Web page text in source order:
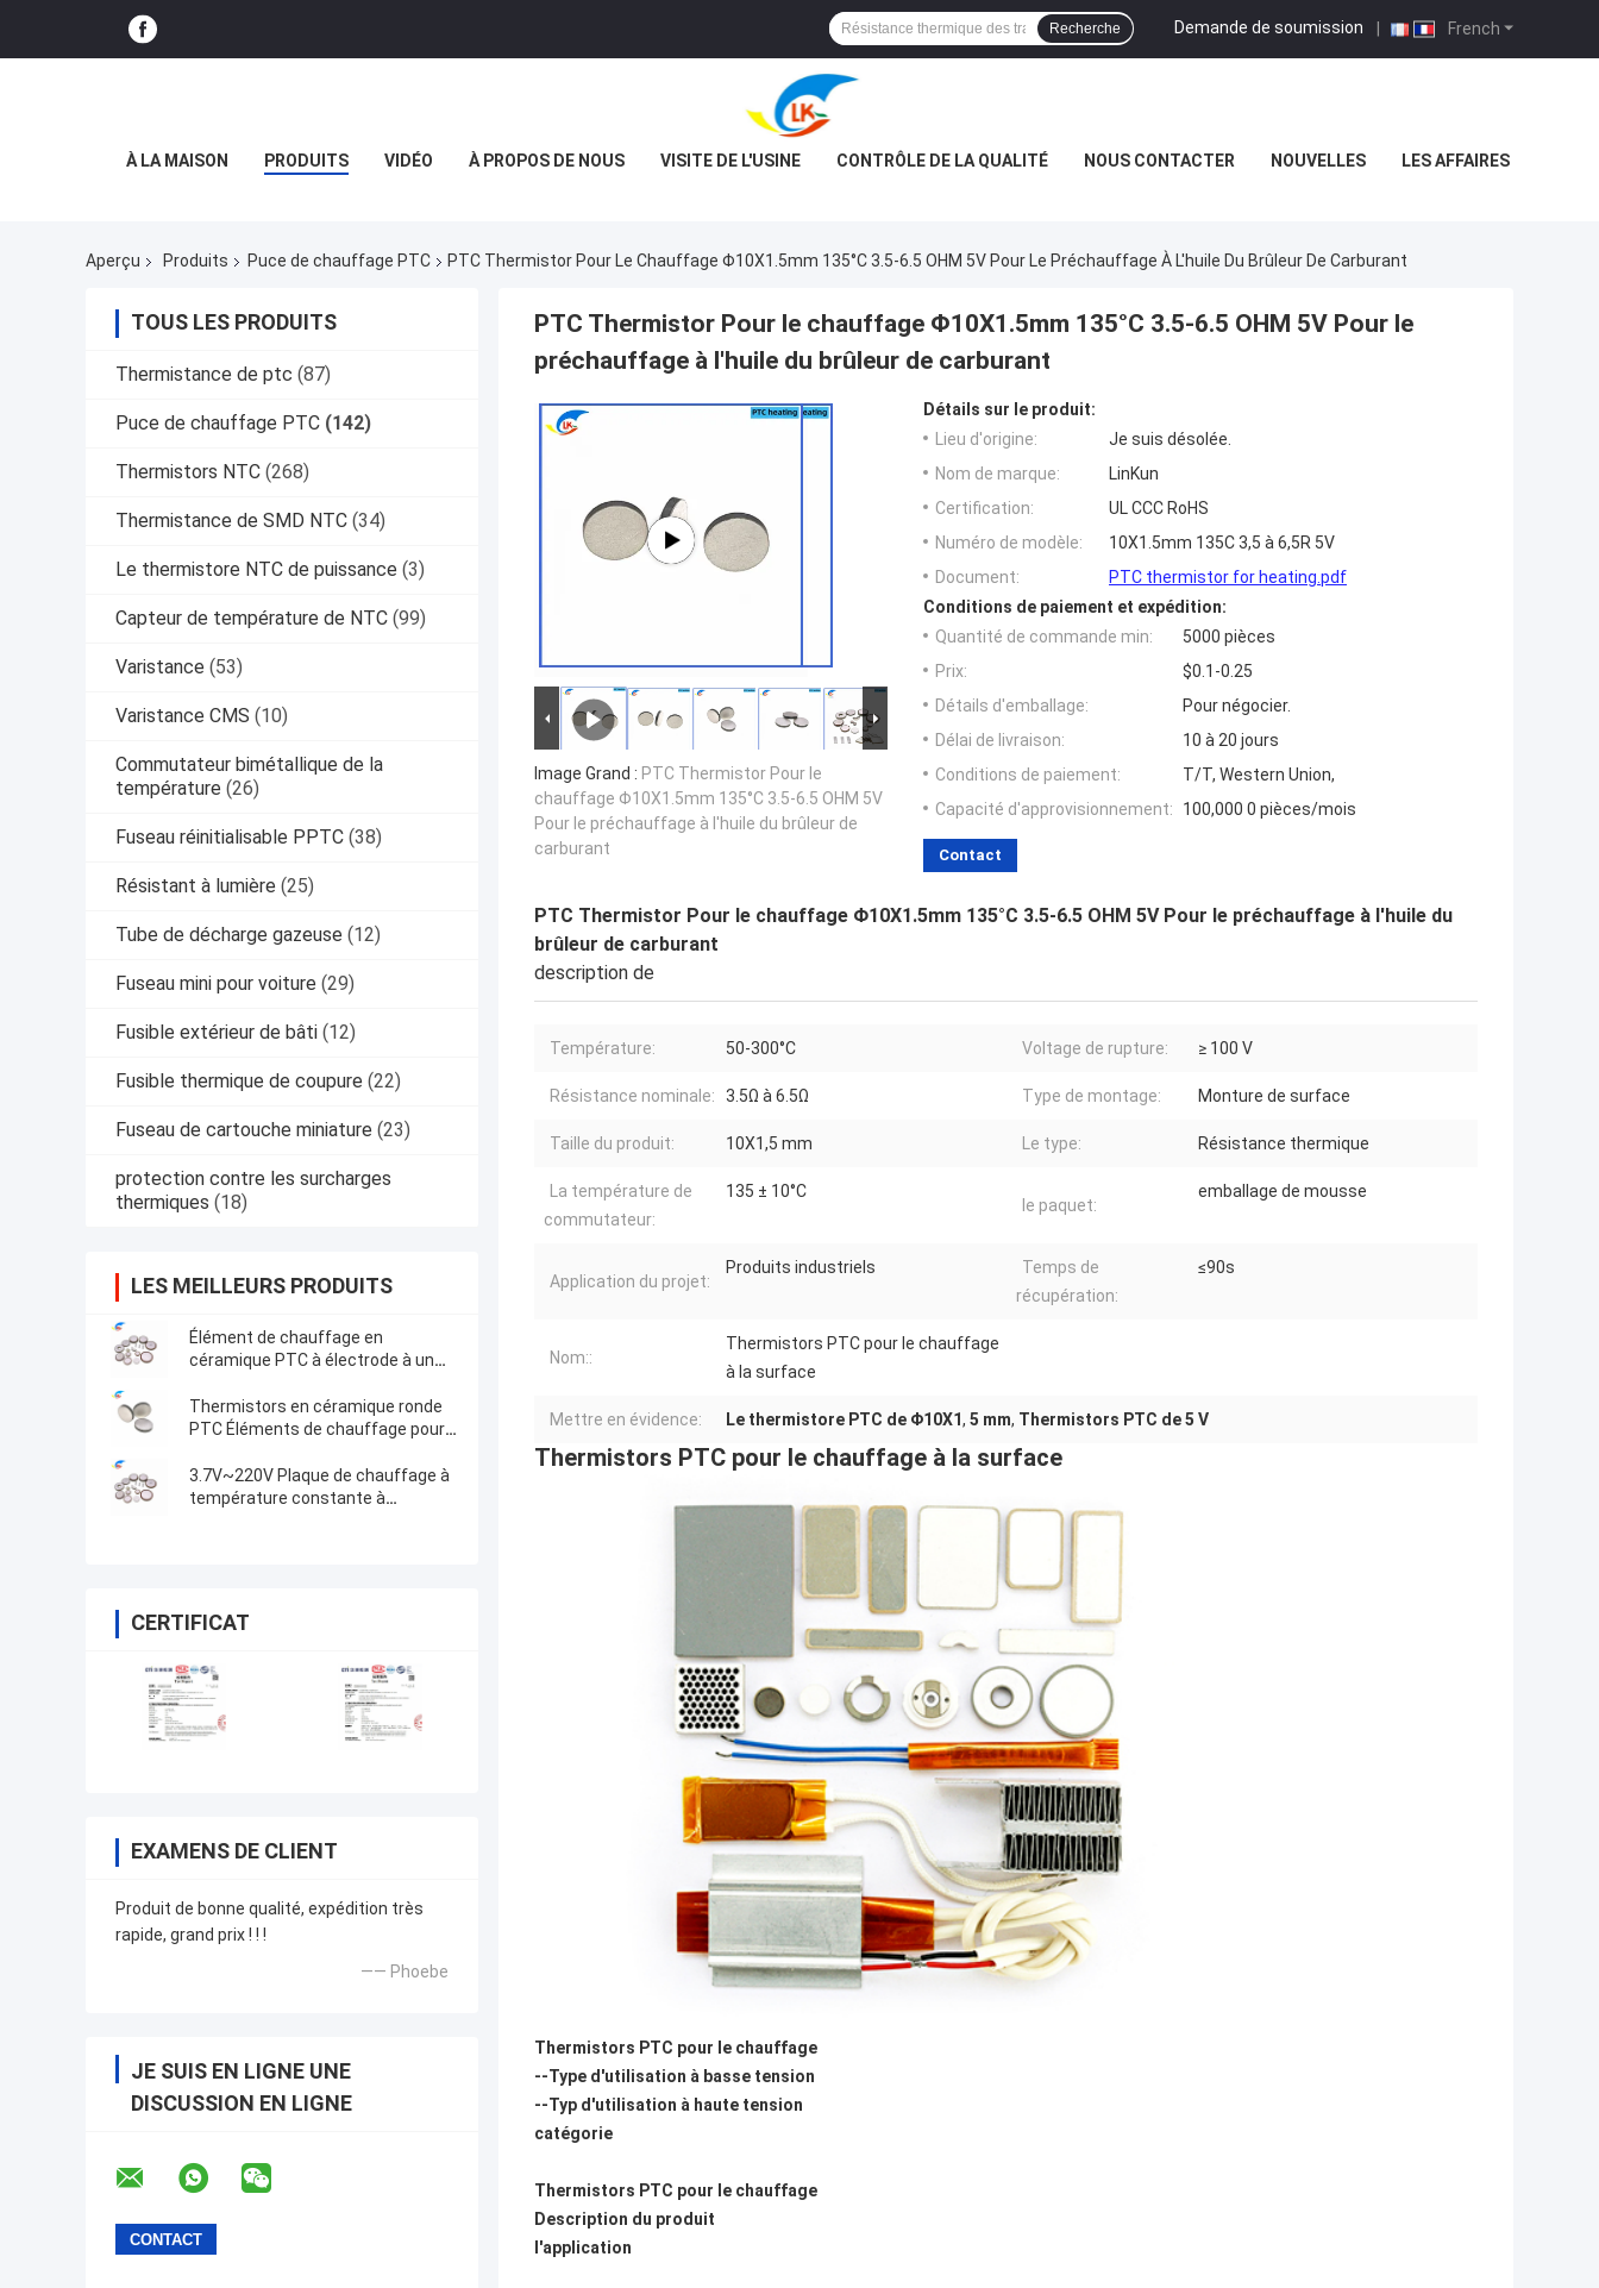
French
Demande de soumission |
Recherche
À LA MAISON PRODUITS VIDÉO À PROPOS DE NOUS VISITE DE L'USINE CONTRÔLE DE LA QUALITÉ NOUS CONTACTER NOUVELLES LES AFFAIRES
Aperçu Produits Puce de chauffage PTC PTC Thermistor Pour Le Chauffage Φ10X1.5mm 135°C 3.5-6.5 OHM 5V Pour Le Préchauffage À L'huile Du Brûleur De Carburant
TOUS LES PRODUITS
Thermistance de ptc (87)
Puce de chauffage PTC (142)
Thermistors NTC (268)
Thermistance de SMD NTC (34)
Le thermistore NTC de puissance (3)
Capteur de température de NTC (99)
Varistance (53)
Varistance CMS (10)
Commutateur bimétallique de la
température (26)
Fuseau réinitialisable PPTC (38)
Résistant à lumière (25)
Tube de décharge gazeuse (12)
Fuseau mini pour voiture (29)
Fusible extérieur de bâti (12)
Fusible thermique de coupure (22)
Fuseau de cartouche miniature (23)
protection contre les surcharges
thermiques (18)
LES MEILLEURS PRODUITS
Élément de chauffage en
céramique PTC à électrode à un
compact
Thermistors en céramique ronde
PTC Éléments de chauffage pour
automobile Pellets de qualité
supérieure
3.7V~220V Plaque de chauffage à
température constante à
CERTIFICAT
EXAMENS DE CLIENT
Produit de bonne qualité, expédition très
rapide, grand prix ! ! !
—— Phoebe
JE SUIS EN LIGNE UNE
DISCUSSION EN LIGNE
PTC Thermistor Pour le chauffage Φ10X1.5mm 135°C 3.5-6.5 OHM 5V Pour le
préchauffage à l'huile du brûleur de carburant
Image Grand : PTC Thermistor Pour le
chauffage Φ10X1.5mm 135°C 3.5-6.5 OHM 5V
Pour le préchauffage à l'huile du brûleur de
carburant
Détails sur le produit:
Lieu d'origine:
Je suis désolée.
Nom de marque:
LinKun
Certification:
UL CCC RoHS
Numéro de modèle:
10X1.5mm 135C 3,5 à 6,5R 5V
Document:
PTC thermistor for heating.pdf
Conditions de paiement et expédition:
Quantité de commande min:
5000 pièces
Prix:
$0.1-0.25
Détails d'emballage:
Pour négocier.
Délai de livraison:
10 à 20 jours
Conditions de paiement:
T/T, Western Union,
Capacité d'approvisionnement:
100,000 0 pièces/mois
Contact
PTC Thermistor Pour le chauffage Φ10X1.5mm 135°C 3.5-6.5 OHM 5V Pour le préchauffage à l'huile du
brûleur de carburant
description de
Température: 50-300°C Voltage de rupture: ≥ 100 V
Résistance nominale: 3.5Ω à 6.5Ω Type de montage: Monture de surface
Taille du produit: 10X1,5 mm Le type: Résistance thermique
La température de
commutateur:
135 ± 10°C
le paquet:
emballage de mousse
Application du projet:
Produits industriels
Temps de
récupération:
≤90s
Nom::
Thermistors PTC pour le chauffage
à la surface
Mettre en évidence: Le thermistore PTC de Φ10X1, 5 mm, Thermistors PTC de 5 V
Thermistors PTC pour le chauffage à la surface
Thermistors PTC pour le chauffage
--Type d'utilisation à basse tension
--Typ d'utilisation à haute tension
catégorie
Thermistors PTC pour le chauffage
Description du produit
l'application